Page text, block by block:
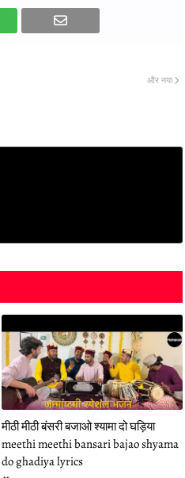
और नया
मीठी मीठी बंसरी बजाओ श्यामा दो घड़िया
meethi meethi bansari bajao shyama
do ghadiya lyrics